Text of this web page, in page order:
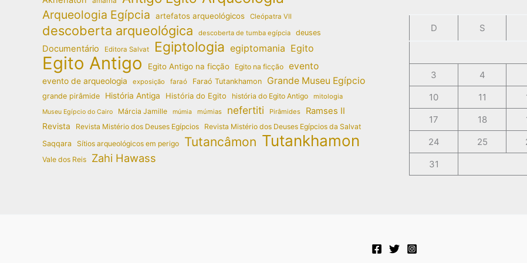
Arqueologia Egípcia artefatos arqueológicos Cleópatra VII
descoberta arqueológica descoberta de tumba egípcia deuses
Documentário Editora Salvat Egiptologia egiptomania Egito
Egito Antigo Egito Antigo na ficção Egito na ficção evento
evento de arqueologia exposição faraó Faraó Tutankhamon Grande Museu Egípcio
grande pirâmide História Antiga História do Egito história do Egito Antigo mitologia
Museu Egípcio do Cairo Márcia Jamille múmia múmias nefertiti Pirâmides Ramses II
Revista Revista Mistério dos Deuses Egípcios
Revista Mistério dos Deuses Egípcios da Salvat
Saqqara Sítios arqueológicos em perigo Tutancâmon Tutankhamon
Vale dos Reis Zahi Hawass
D S
3
4
10
11
17
18
24
25
31